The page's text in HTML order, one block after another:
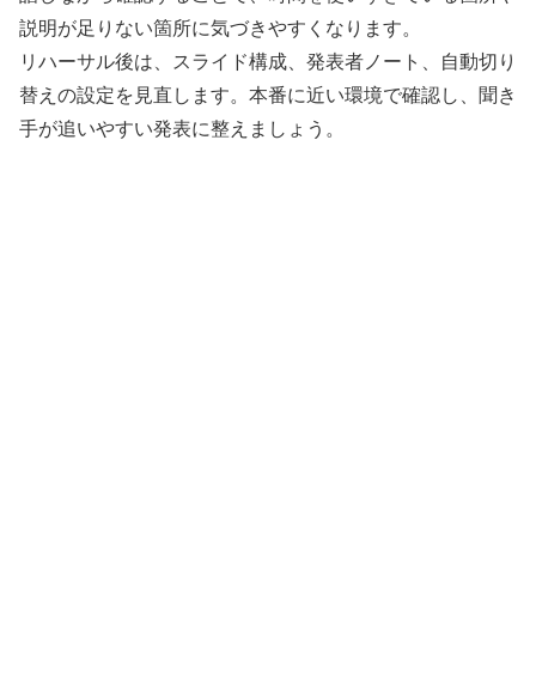
説明が足りない箇所に気づきやすくなります。
リハーサル後は、スライド構成、発表者ノート、自動切り
替えの設定を見直します。本番に近い環境で確認し、聞き
手が追いやすい発表に整えましょう。